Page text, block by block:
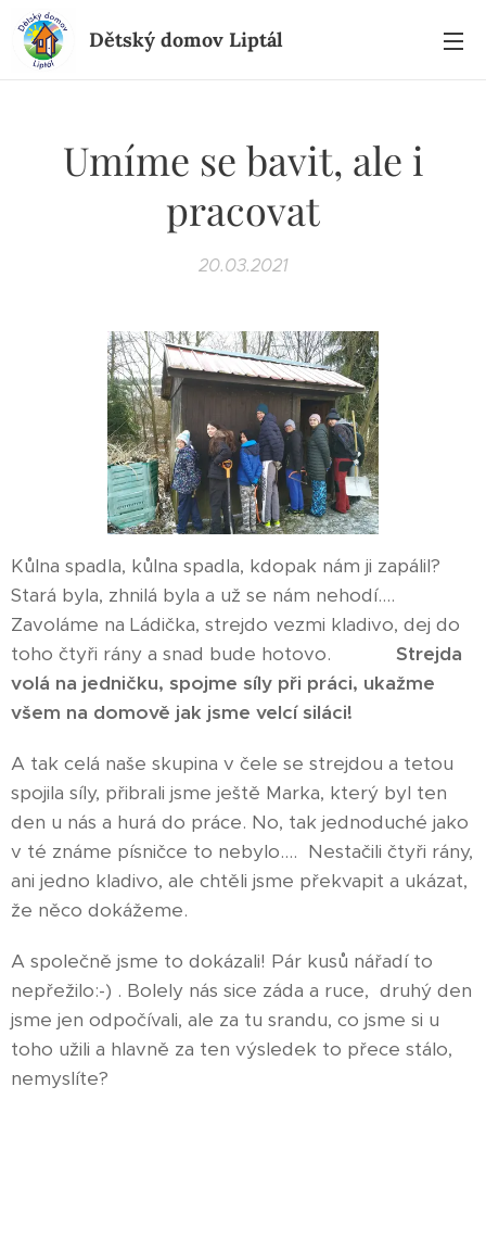
Dětský domov Liptál
Umíme se bavit, ale i
pracovat
20.03.2021
Kůlna spadla, kůlna spadla, kdopak nám ji zapálil?
Stará byla, zhnilá byla a už se nám nehodí....
Zavoláme na Ládička, strejdo vezmi kladivo, dej do
toho čtyři rány a snad bude hotovo. Strejda
volá na jedničku, spojme síly při práci, ukažme
všem na domově jak jsme velcí siláci!
A tak celá naše skupina v čele se strejdou a tetou
spojila síly, přibrali jsme ještě Marka, který byl ten
den u nás a hurá do práce. No, tak jednoduché jako
v té známe písničce to nebylo.... Nestačili čtyři rány,
ani jedno kladivo, ale chtěli jsme překvapit a ukázat,
že něco dokážeme.
A společně jsme to dokázali! Pár kusů nářadí to
nepřežilo:-) . Bolely nás sice záda a ruce, druhý den
jsme jen odpočívali, ale za tu srandu, co jsme si u
toho užili a hlavně za ten výsledek to přece stálo,
nemyslíte?